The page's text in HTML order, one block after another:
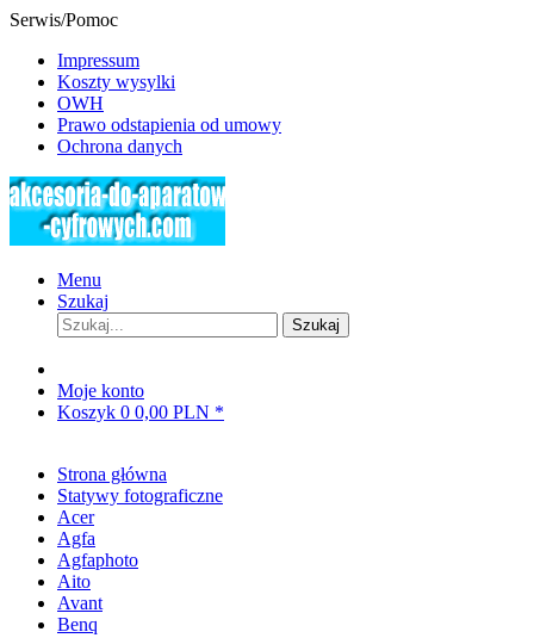
Serwis/Pomoc
Impressum
Koszty wysylki
OWH
Prawo odstapienia od umowy
Ochrona danych
Menu
Szukaj
Szukaj
Moje konto
Koszyk 0 0,00 PLN *
Strona główna
Statywy fotograficzne
Acer
Agfa
Agfaphoto
Aito
Avant
Benq